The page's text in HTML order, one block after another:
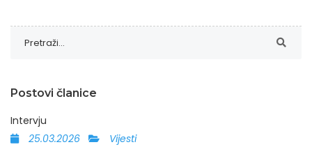
Postovi članice
Intervju
25.03.2026
Vijesti